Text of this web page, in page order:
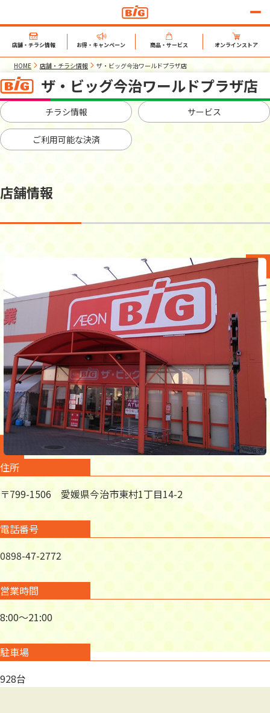
店舗・チラシ情報 お得・キャンペーン 商品・サービス オンラインストア
HOME 店舗・チラシ情報 ザ・ビッグ今治ワールドプラザ店
ザ・ビッグ今治ワールドプラザ店
チラシ情報 サービス
ご利用可能な決済
店舗情報
住所
〒799-1506 愛媛県今治市東村1丁目14-2
電話番号
0898-47-2772
営業時間
8:00～21:00
駐車場
928台